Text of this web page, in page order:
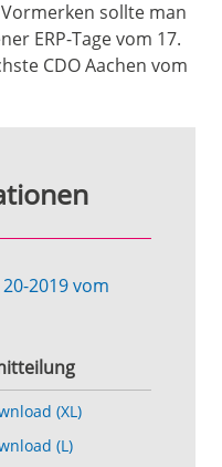
sollte man
ERP-Tage vom 17.
CDO Aachen vom
2019 vom
(XL)
(L)